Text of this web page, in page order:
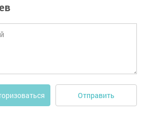
Отправить